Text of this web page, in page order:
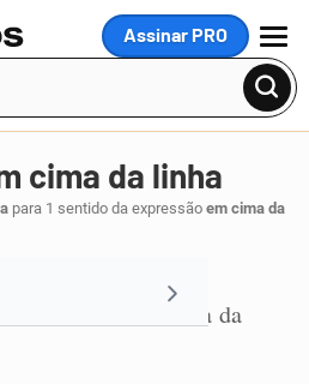
Assinar PRO
MENU
cima da linha
para 1 sentido da expressão em cima da
mais acima da